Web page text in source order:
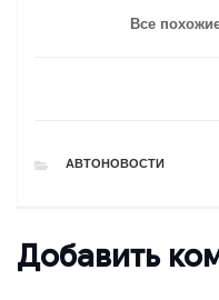
Все
РУБРИКИ
АВТОНОВОСТИ
Добавить